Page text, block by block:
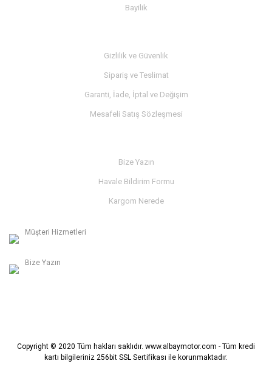
Bayilik
Gizlilik ve Güvenlik
Sipariş ve Teslimat
Garanti, İade, İptal ve Değişim
Mesafeli Satış Sözleşmesi
Bize Yazın
Havale Bildirim Formu
Kargom Nerede
Müşteri Hizmetleri
Bize Yazın
Copyright © 2020 Tüm hakları saklıdır. www.albaymotor.com - Tüm kredi
kartı bilgileriniz 256bit SSL Sertifikası ile korunmaktadır.